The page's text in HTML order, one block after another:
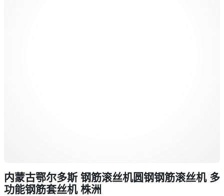
内蒙古鄂尔多斯 钢筋滚丝机圆钢钢筋滚丝机 多
功能钢筋套丝机 株洲